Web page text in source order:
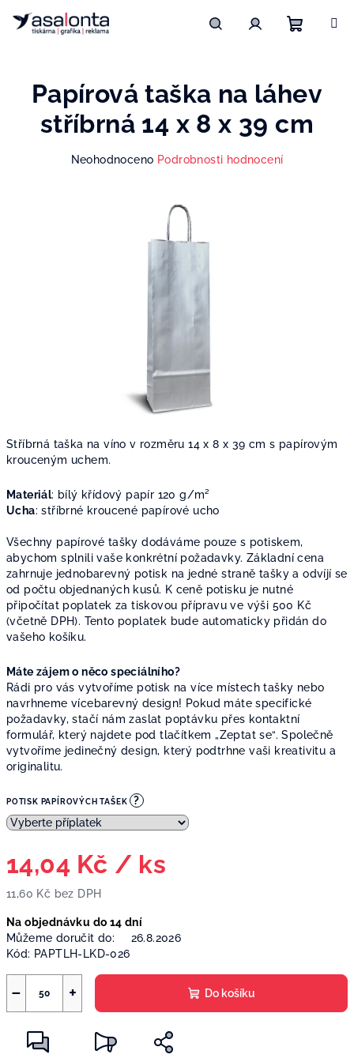
košík
Stříbrná taška na víno v rozměru 14 x 8 x 39 cm s papírovým
krouceným uchem.
Materiál: bílý křídový papír 120 g/m²
Ucha: stříbrné kroucené papírové ucho
Všechny papírové tašky dodáváme pouze s potiskem,
abychom splnili vaše konkrétní požadavky. Základní cena
zahrnuje jednobarevný potisk na jedné straně tašky a odvíjí se
od počtu objednaných kusů. K ceně potisku je nutné
připočítat poplatek za tiskovou přípravu ve výši 500 Kč
(včetně DPH). Tento poplatek bude automaticky přidán do
vašeho košíku.
Máte zájem o něco speciálního?
Rádi pro vás vytvoříme potisk na více místech tašky nebo
navrhneme vícebarevný design! Pokud máte specifické
požadavky, stačí nám zaslat poptávku přes kontaktní
formulář, který najdete pod tlačítkem „Zeptat se“. Společně
vytvoříme jedinečný design, který podtrhne vaši kreativitu a
originalitu.
POTISK PAPÍROVÝCH TAŠEK ?
14,04 Kč / ks
11,60 Kč bez DPH
cena:
Na objednávku do 14 dní
Můžeme doručit do:
26.8.2026
Kód: PAPTLH-LKD-026
+
− Do košíku
Papírová taška na láhev
stříbrná 14 x 8 x 39 cm
Průměrné
Neohodnoceno Podrobnosti hodnocení